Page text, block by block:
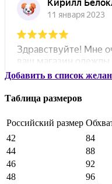
Добавить в список
Таблица размеров
Российский размер
42
84
44
88
46
92
48
96